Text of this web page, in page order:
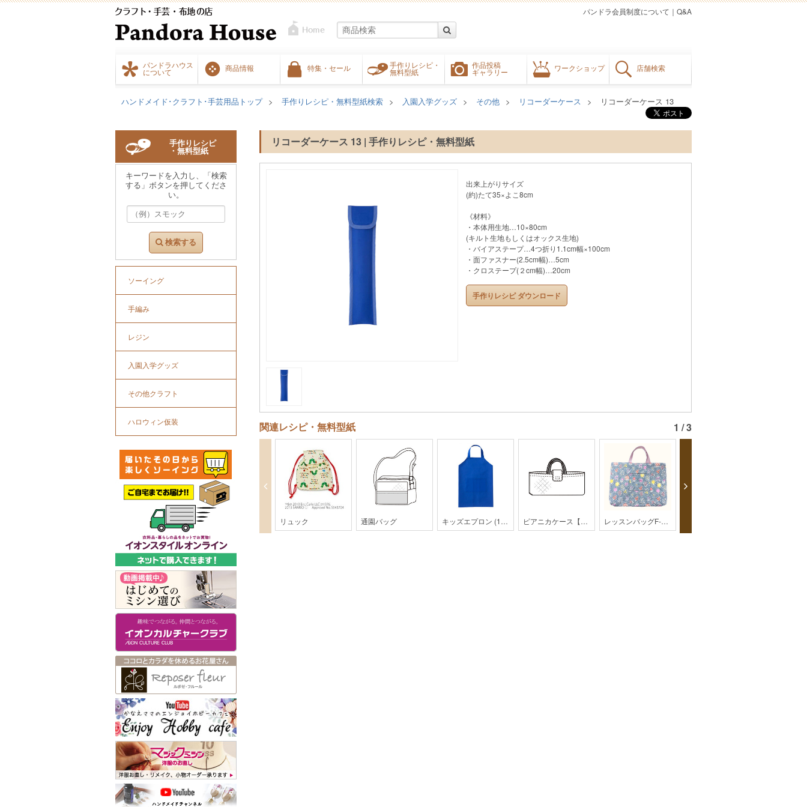
パンドラハウス
について
商品情報 特集・セール
手作りレシピ・
無料型紙
作品投稿
ギャラリー
ワークショップ 店舗検索
Q&A
｜
パンドラ会員制度について
ハンドメイド･クラフト･手芸用品トップ 手作りレシピ・無料型紙検索 入園入学グッズ その他 リコーダーケース リコーダーケース 13
リコーダーケース 13 | 手作りレシピ・無料型紙
出来上がりサイズ
(約)たて35×よこ8cm
《材料》
・本体用生地…10×80cm
(キルト生地もしくはオックス生地)
・バイアステープ…4つ折り1.1cm幅×100cm
・面ファスナー(2.5cm幅)…5cm
・クロステープ(２cm幅)…20cm
手作りレシピ ダウンロード
関連レシピ・無料型紙 1 / 3
リュック 通園バッグ キッズエプロン (110cmサイズ） 16 ピアニカケース【201312】 レッスンバッグF-497【kippis】
手作りレシピ
・無料型紙
キーワードを入力し、「検索
する」ボタンを押してくださ
い。
検索する
ソーイング
手編み
レジン
入園入学グッズ
その他クラフト
ハロウィン仮装